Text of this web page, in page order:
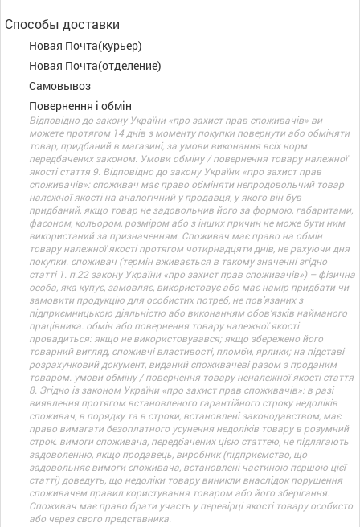
Способы доставки
Новая Почта(курьер)
Новая Почта(отделение)
Самовывоз
Повернення і обмін
Відповідно до закону України «про захист прав споживачів» ви
можете протягом 14 днів з моменту покупки повернути або обміняти
товар, придбаний в магазині, за умови виконання всіх норм
передбачених законом. Умови обміну / повернення товару належної
якості стаття 9. Відповідно до закону України «про захист прав
споживачів»: споживач має право обміняти непродовольчий товар
належної якості на аналогічний у продавця, у якого він був
придбаний, якщо товар не задовольнив його за формою, габаритами,
фасоном, кольором, розміром або з інших причин не може бути ним
використаний за призначенням. Споживач має право на обмін
товару належної якості протягом чотирнадцяти днів, не рахуючи дня
покупки. споживач (термін вживається в такому значенні згідно
статті 1. п.22 закону України «про захист прав споживачів») – фізична
особа, яка купує, замовляє, використовує або має намір придбати чи
замовити продукцію для особистих потреб, не пов’язаних з
підприємницькою діяльністю або виконанням обов’язків найманого
працівника. обмін або повернення товару належної якості
провадиться: якщо не використовувався; якщо збережено його
товарний вигляд, споживчі властивості, пломби, ярлики; на підставі
розрахунковий документ, виданий споживачеві разом з проданим
товаром. умови обміну / повернення товару неналежної якості стаття
8. Згідно із законом України «про захист прав споживачів»: в разі
виявлення протягом встановленого гарантійного строку недоліків
споживач, в порядку та в строки, встановлені законодавством, має
право вимагати безоплатного усунення недоліків товару в розумний
строк. вимоги споживача, передбачених цією статтею, не підлягають
задоволенню, якщо продавець, виробник (підприємство, що
задовольняє вимоги споживача, встановлені частиною першою цієї
статті) доведуть, що недоліки товару виникли внаслідок порушення
споживачем правил користування товаром або його зберігання.
Споживач має право брати участь у перевірці якості товару особисто
або через свого представника.